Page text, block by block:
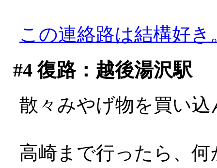
この連絡路は結構好き
#4復路：越後湯沢駅
散々みやげ物を買い
高崎まで行ったら、